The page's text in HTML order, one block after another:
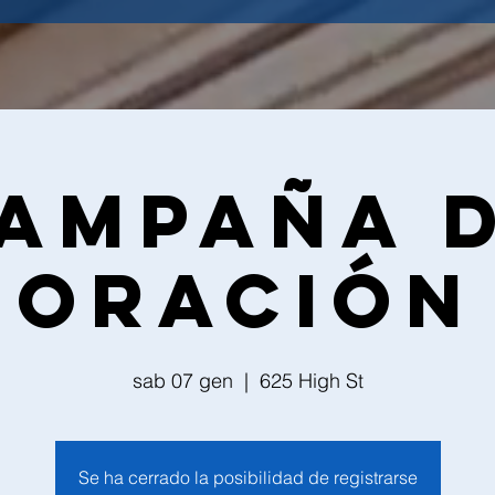
Oración
sab 07 gen
  |
625 High St
Se ha cerrado la posibilidad de registrarse